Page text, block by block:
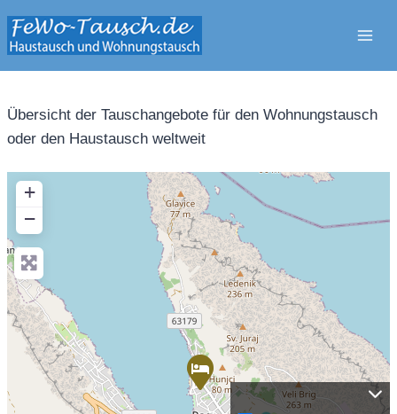
Inhalt
springen
Übersicht der Tauschangebote für den Wohnungstausch
oder den Haustausch weltweit
+
−